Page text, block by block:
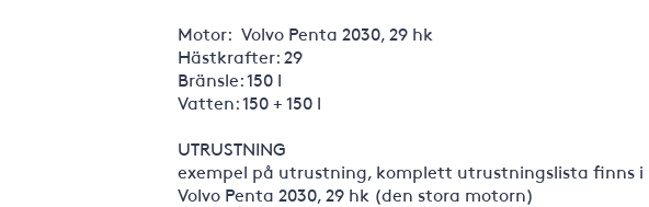
Motor: Volvo Penta 2030, 29 hk
Hästkrafter: 29
Bränsle: 150 l
Vatten: 150 + 150 l
UTRUSTNING
exempel på utrustning, komplett utrustningslista finns
Volvo Penta 2030, 29 hk (den stora motorn)